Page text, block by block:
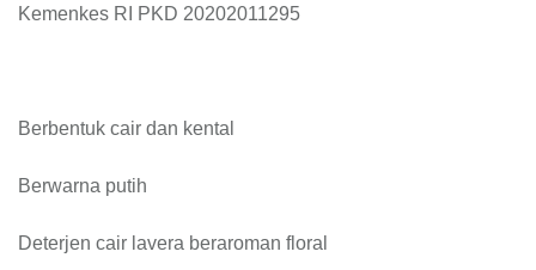
Kemenkes RI PKD 20202011295
Berbentuk cair dan kental
Berwarna putih
Deterjen cair lavera beraroman floral